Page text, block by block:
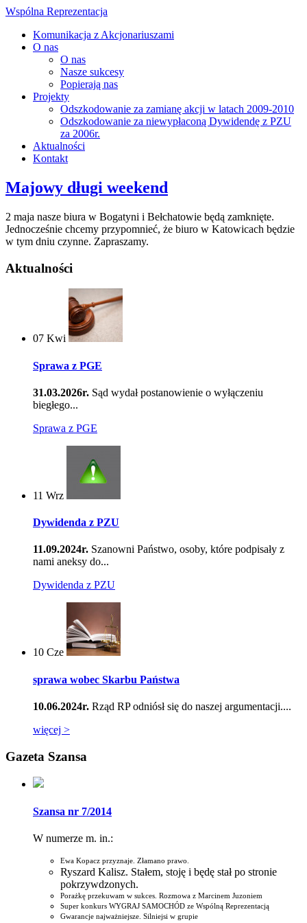
Wspólna Reprezentacja
Komunikacja z Akcjonariuszami
O nas
O nas
Nasze sukcesy
Popierają nas
Projekty
Odszkodowanie za zamianę akcji w latach 2009-2010
Odszkodowanie za niewypłaconą Dywidendę z PZU
za 2006r.
Aktualności
Kontakt
Majowy długi weekend
2 maja nasze biura w Bogatyni i Bełchatowie będą zamknięte.
Jednocześnie chcemy przypomnieć, że biuro w Katowicach będzie
w tym dniu czynne. Zapraszamy.
Aktualności
07 Kwi
Sprawa z PGE
31.03.2026r. Sąd wydał postanowienie o wyłączeniu
biegłego...
Sprawa z PGE
11 Wrz
Dywidenda z PZU
11.09.2024r. Szanowni Państwo, osoby, które podpisały z
nami aneksy do...
Dywidenda z PZU
10 Cze
sprawa wobec Skarbu Państwa
10.06.2024r. Rząd RP odniósł się do naszej argumentacji....
więcej >
Gazeta Szansa
Szansa nr 7/2014
W numerze m. in.:
Ewa Kopacz przyznaje. Złamano prawo.
Ryszard Kalisz. Stałem, stoję i będę stał po stronie
pokrzywdzonych.
Porażkę przekuwam w sukces. Rozmowa z Marcinem Juzoniem
Super konkurs WYGRAJ SAMOCHÓD ze Wspólną Reprezentacją
Gwarancje najważniejsze. Silniejsi w grupie